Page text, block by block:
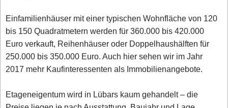
Einfamilienhäuser mit einer typischen Wohnfläche von 120
bis 150 Quadratmetern werden für 360.000 bis 420.000
Euro verkauft, Reihenhäuser oder Doppelhaushälften für
250.000 bis 350.000 Euro. Auch hier sehen wir im Jahr
2017 mehr Kaufinteressenten als Immobilienangebote.
Etageneigentum wird in Lübars kaum gehandelt – die